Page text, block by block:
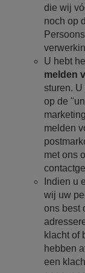
die wij
noch op
U hebt
melden
sturen.
op de
melden
met ons
Indien u
wij uw
ons best
klacht of
hebben
een